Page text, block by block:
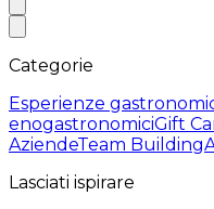
Categorie
Esperienze
enogastronomiciGift
AziendeTeam Building
Lasciati ispirare